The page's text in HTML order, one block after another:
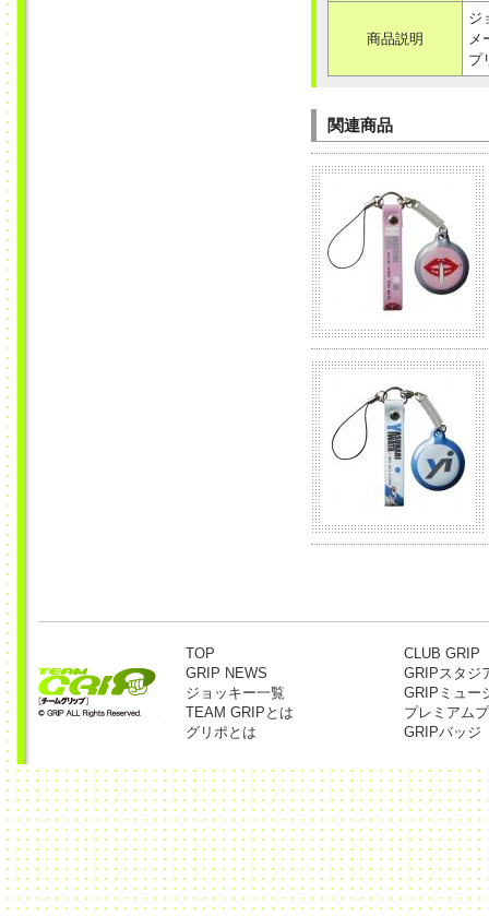
商品説明
ジ
メ
プ
関連商品
TOP
GRIP NEWS
ジョッキー一覧
TEAM GRIPとは
グリポとは
CLUB GRIP
GRIPスタジ
GRIPミュー
プレミアム
GRIPバッジ